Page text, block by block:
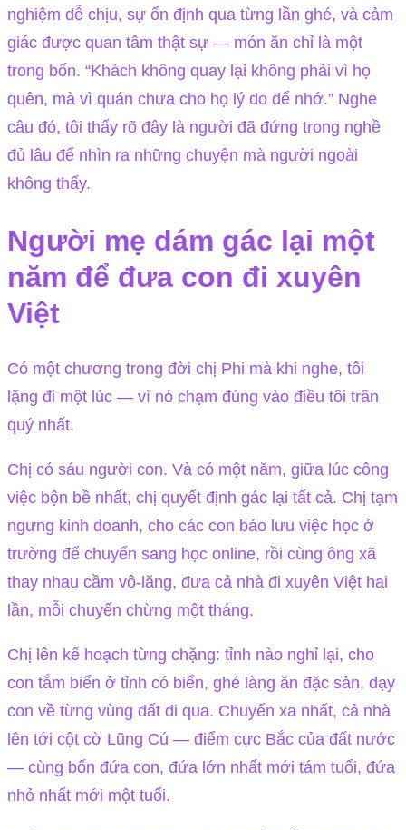
nghiệm dễ chịu, sự ổn định qua từng lần ghé, và cảm
giác được quan tâm thật sự — món ăn chỉ là một
trong bốn. “Khách không quay lại không phải vì họ
quên, mà vì quán chưa cho họ lý do để nhớ.” Nghe
câu đó, tôi thấy rõ đây là người đã đứng trong nghề
đủ lâu để nhìn ra những chuyện mà người ngoài
không thấy.
Người mẹ dám gác lại một
năm để đưa con đi xuyên
Việt
Có một chương trong đời chị Phi mà khi nghe, tôi
lặng đi một lúc — vì nó chạm đúng vào điều tôi trân
quý nhất.
Chị có sáu người con. Và có một năm, giữa lúc công
việc bộn bề nhất, chị quyết định gác lại tất cả. Chị tạm
ngưng kinh doanh, cho các con bảo lưu việc học ở
trường để chuyển sang học online, rồi cùng ông xã
thay nhau cầm vô-lăng, đưa cả nhà đi xuyên Việt hai
lần, mỗi chuyến chừng một tháng.
Chị lên kế hoạch từng chặng: tỉnh nào nghỉ lại, cho
con tắm biển ở tỉnh có biển, ghé làng ăn đặc sản, dạy
con về từng vùng đất đi qua. Chuyến xa nhất, cả nhà
lên tới cột cờ Lũng Cú — điểm cực Bắc của đất nước
— cùng bốn đứa con, đứa lớn nhất mới tám tuổi, đứa
nhỏ nhất mới một tuổi.